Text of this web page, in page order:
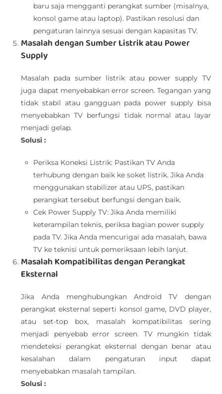
baru saja mengganti perangkat sumber (misalnya,
konsol game atau laptop). Pastikan resolusi dan
pengaturan lainnya sesuai dengan kapasitas TV.
Masalah dengan Sumber Listrik atau Power
Supply
Masalah pada sumber listrik atau power supply TV
juga dapat menyebabkan error screen. Tegangan yang
tidak stabil atau gangguan pada power supply bisa
menyebabkan TV berfungsi tidak normal atau layar
menjadi gelap.
Solusi :
Periksa Koneksi Listrik: Pastikan TV Anda
terhubung dengan baik ke soket listrik. Jika Anda
menggunakan stabilizer atau UPS, pastikan
perangkat tersebut berfungsi dengan baik.
Cek Power Supply TV: Jika Anda memiliki
keterampilan teknis, periksa bagian power supply
pada TV. Jika Anda mencurigai ada masalah, bawa
TV ke teknisi untuk pemeriksaan lebih lanjut.
Masalah Kompatibilitas dengan Perangkat
Eksternal
Jika Anda menghubungkan Android TV dengan
perangkat eksternal seperti konsol game, DVD player,
atau set-top box, masalah kompatibilitas sering
menjadi penyebab error screen. TV mungkin tidak
mendeteksi perangkat eksternal dengan benar atau
kesalahan dalam pengaturan input dapat
menyebabkan masalah tampilan.
Solusi :